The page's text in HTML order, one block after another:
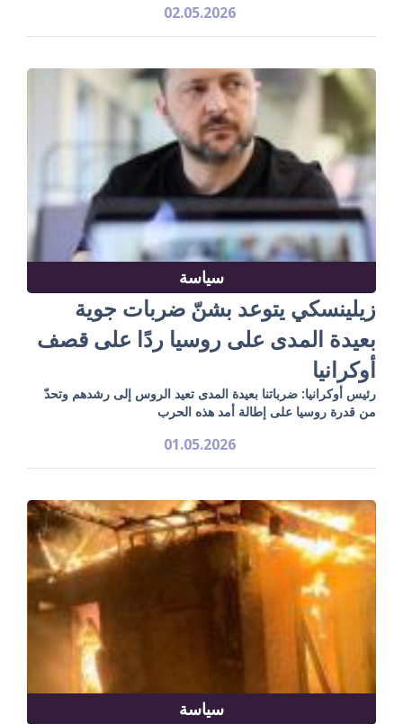
02.05.2026
سياسة
زيلينسكي يتوعد بشنّ ضربات جوية
بعيدة المدى على روسيا ردًا على قصف
أوكرانيا
رئيس أوكرانيا: ضرباتنا بعيدة المدى تعيد الروس إلى رشدهم وتحدّ
من قدرة روسيا على إطالة أمد هذه الحرب
01.05.2026
سياسة